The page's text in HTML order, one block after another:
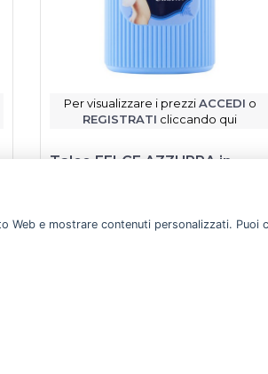
Per visualizzare i prezziACCEDI o
REGISTRATI cliccando qui
Talco FELCE AZZURRA in
Felce
e mostrare contenuti personalizzati. Puoi